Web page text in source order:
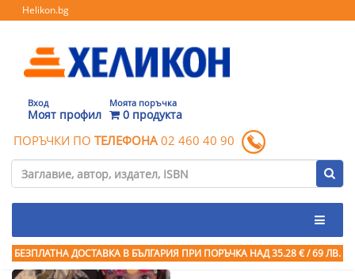
Helikon.bg
Вход
Моят профил
Моята поръчка
0 продукта
ПОРЪЧКИ ПО ТЕЛЕФОНА 02 460 40 90
БЕЗПЛАТНА ДОСТАВКА В БЪЛГАРИЯ ПРИ ПОРЪЧКА НАД 35.28 € / 69 ЛВ.